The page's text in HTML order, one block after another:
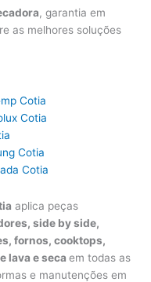
, garantia em
as melhores soluções
Cotia
Cotia
Cotia
Cotia
aplica peças
side by side,
fornos, cooktops,
lava e secaem todas as
e manutenções em